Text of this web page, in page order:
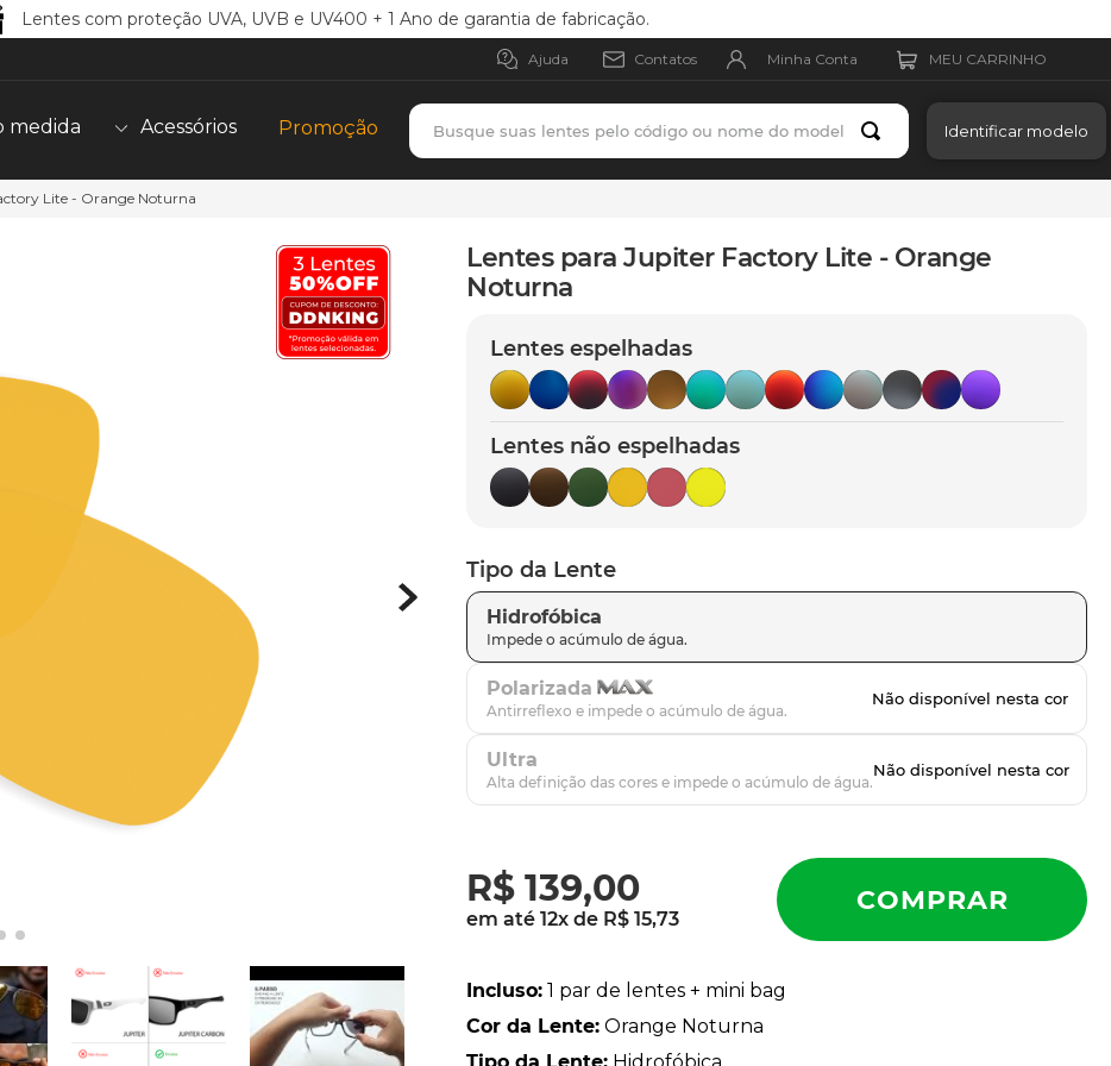
Lentes com proteção UVA, UVB e UV400 + 1 Ano de garantia de fabricação.
Ajuda Contatos Minha Conta
medida Acessórios Promoção
Busque suas lentes pelo código ou nome do modelo
Identificar modelo
Lite - Orange Noturna
Lentes para Jupiter Factory Lite - Orange
Noturna
Lentes espelhadas
Lentes não espelhadas
Tipo da Lente
Hidrofóbica
Polarizada
Ultra
R$ 139,00
em até12x de R$ 15,73
Incluso: 1 par de lentes + mini bag
Cor da Lente: Orange Noturna
TERMOS MAIS BUSCADOS
8
parafusos
gascan